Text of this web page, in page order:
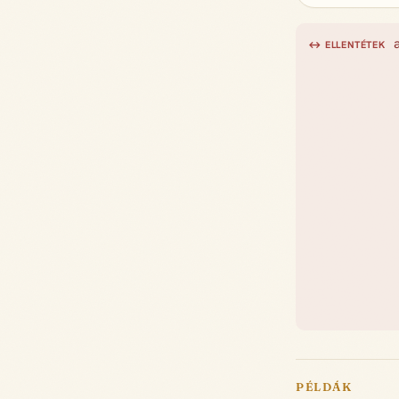
↔ ELLENTÉTEK
PÉLDÁK